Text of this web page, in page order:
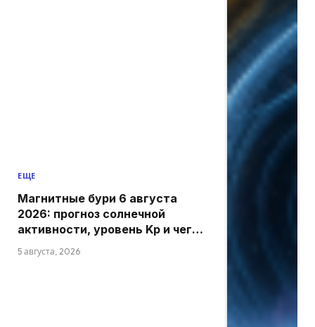
ЕЩЕ
Магнитные бури 6 августа
2026: прогноз солнечной
активности, уровень Kp и чего
5 августа, 2026